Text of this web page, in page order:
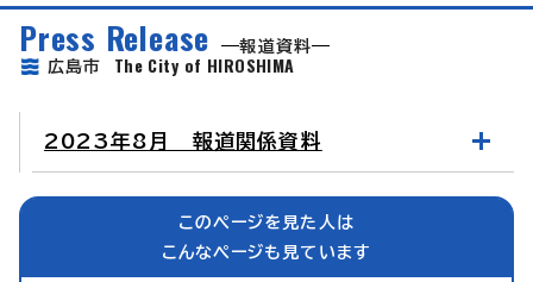
Press Release
報道資料
広島市 The City of HIROSHIMA
2023年8月 報道関係資料
このページを見た人は
こんなページも見ています